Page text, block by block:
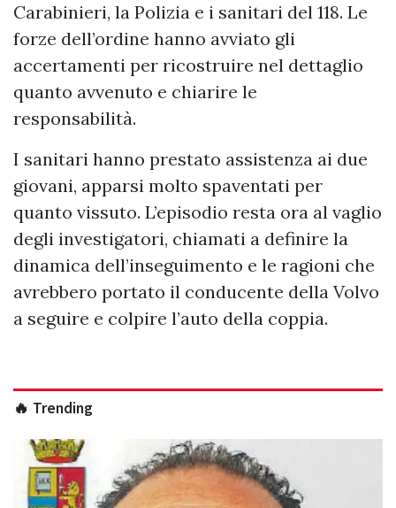
Carabinieri, la Polizia e i sanitari del 118. Le
forze dell’ordine hanno avviato gli
accertamenti per ricostruire nel dettaglio
quanto avvenuto e chiarire le
responsabilità.
I sanitari hanno prestato assistenza ai due
giovani, apparsi molto spaventati per
quanto vissuto. L’episodio resta ora al vaglio
degli investigatori, chiamati a definire la
dinamica dell’inseguimento e le ragioni che
avrebbero portato il conducente della Volvo
a seguire e colpire l’auto della coppia.
🔥 Trending